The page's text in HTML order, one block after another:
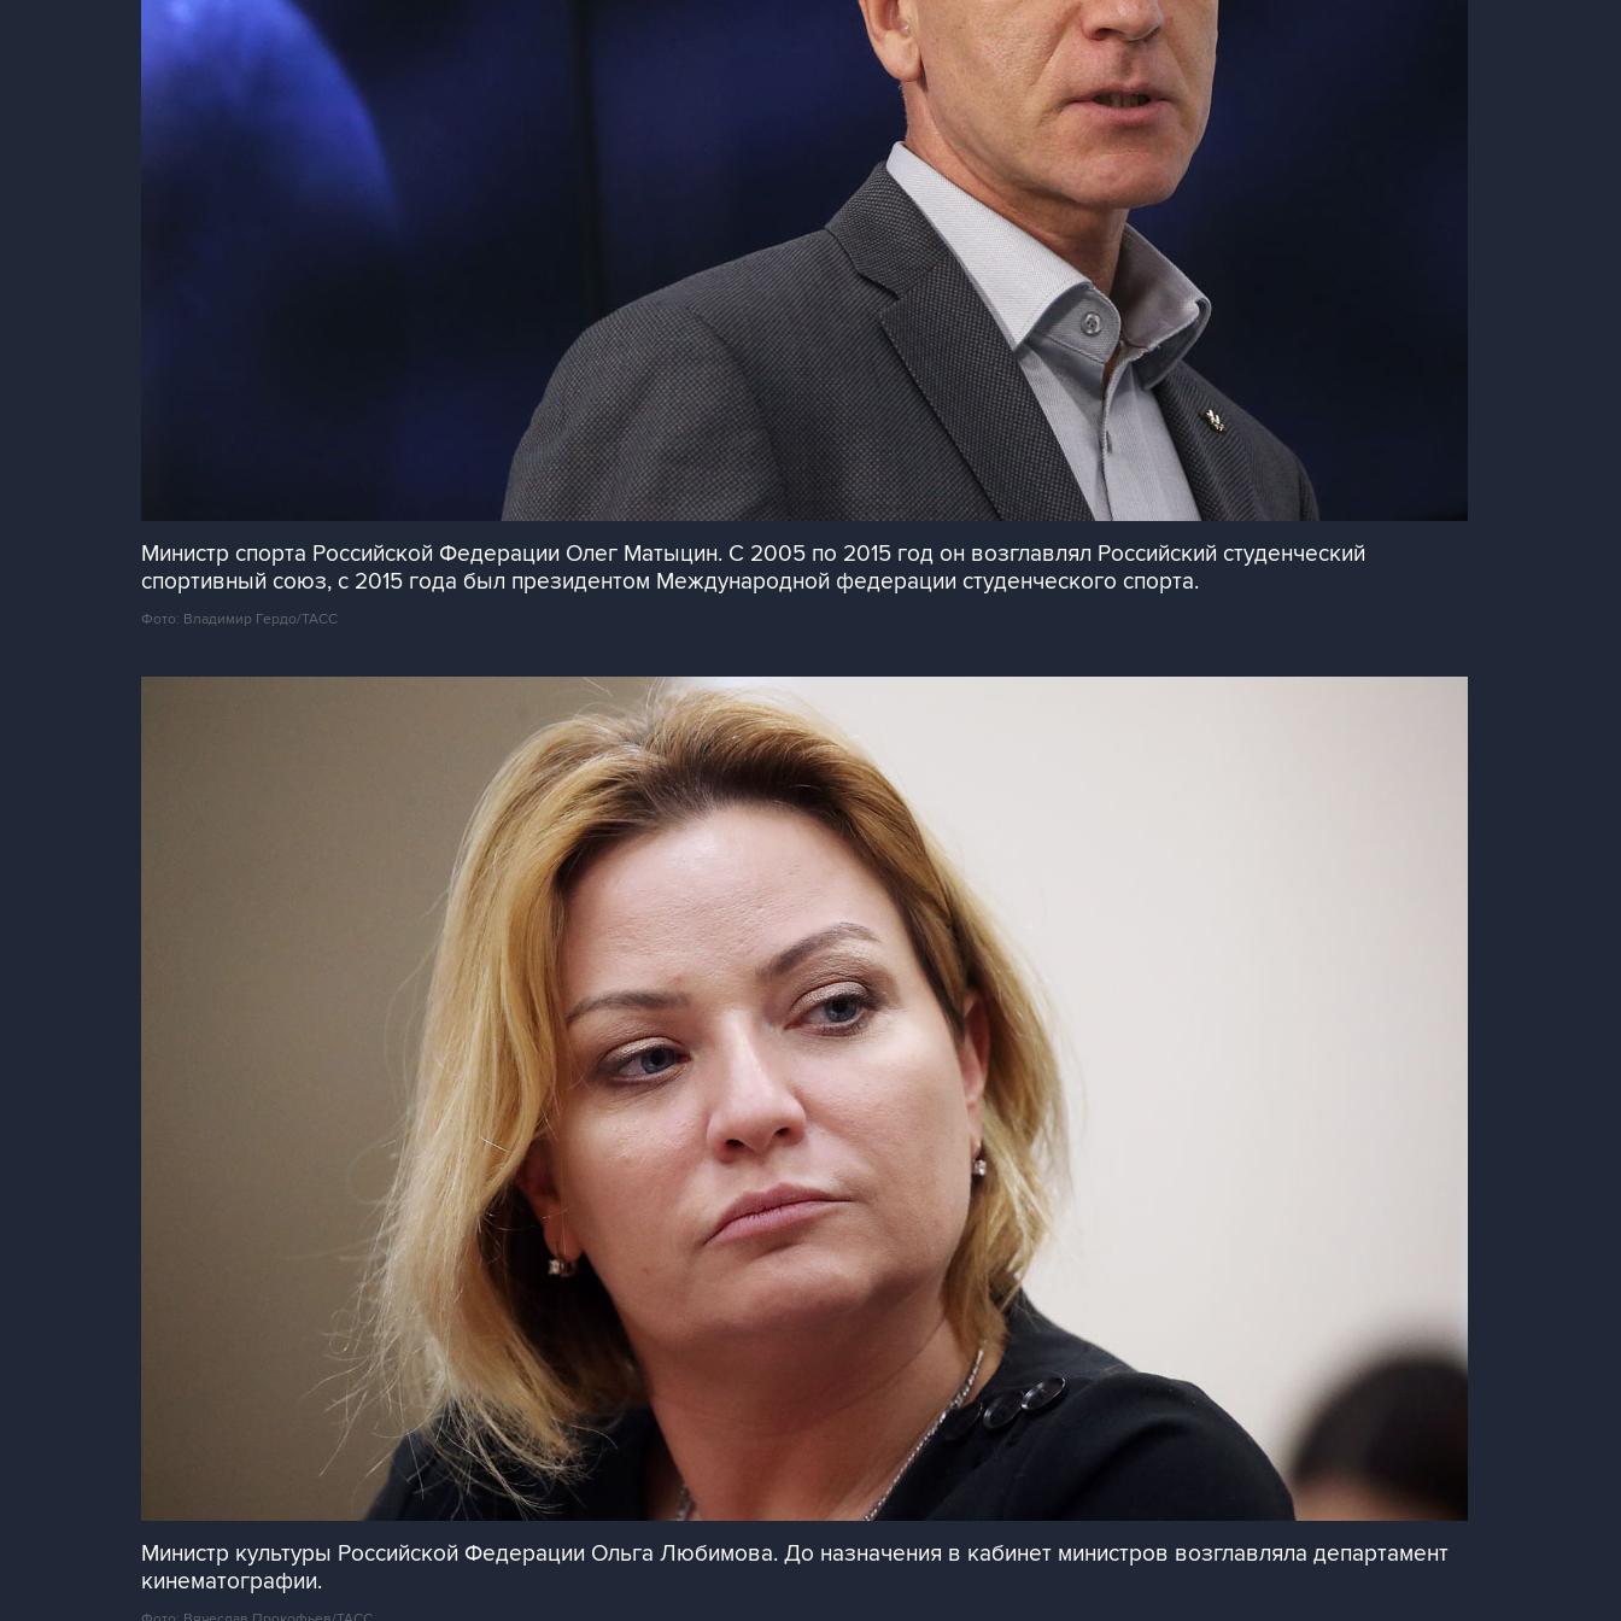
Министр спорта Российской Федерации Олег Матыцин. С 2005 по 2015 год он возглавлял Российский студенческий
спортивный союз, с 2015 года был президентом Международной федерации студенческого спорта.
Фото: Владимир Гердо/ТАСС
Министр культуры Российской Федерации Ольга Любимова. До назначения в кабинет министров возглавляла департамент
кинематографии.